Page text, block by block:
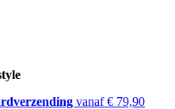
vanaf € 79,90